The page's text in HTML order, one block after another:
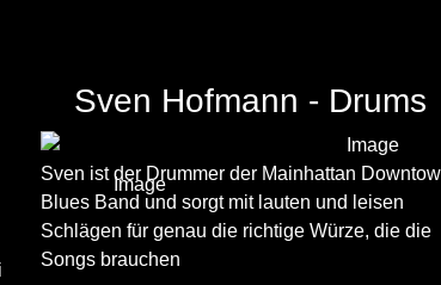
Sven Hofmann - Drums
Sven ist der Drummer der Mainhattan
Blues Band und sorgt mit lauten und leisen
Schlägen für genau die richtige Würze, die die
Songs brauchen